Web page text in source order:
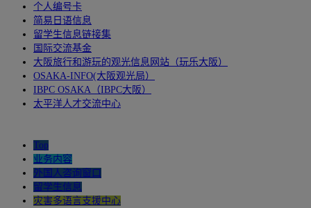
个人编号卡
简易日语信息
留学生信息链接集
国际交流基金
大阪旅行和游玩的观光信息网站（玩乐大阪）
OSAKA-INFO(大阪观光局）
IBPC OSAKA（IBPC大阪）
太平洋人才交流中心
Top
业务内容
外国人咨询窗口
留学生信息
灾害多语言支援中心